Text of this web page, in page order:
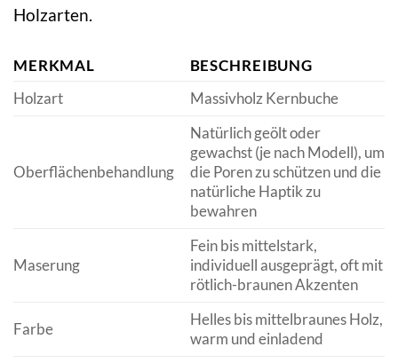
Holzarten.
MERKMAL
BESCHREIBUNG
Holzart
Massivholz Kernbuche
Oberflächenbehandlung
Natürlich geölt oder
gewachst (je nach Modell), um
die Poren zu schützen und die
natürliche Haptik zu
bewahren
Maserung
Fein bis mittelstark,
individuell ausgeprägt, oft mit
rötlich-braunen Akzenten
Farbe
Helles bis mittelbraunes Holz,
warm und einladend